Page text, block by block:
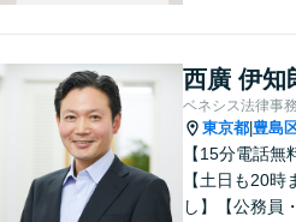
の経験と持ち
くサポートさ
す。【フラン
西廣 伊知
ベネシス法律事
東京都 豊島
【15分電話無
【土日も20時
し】【公務員